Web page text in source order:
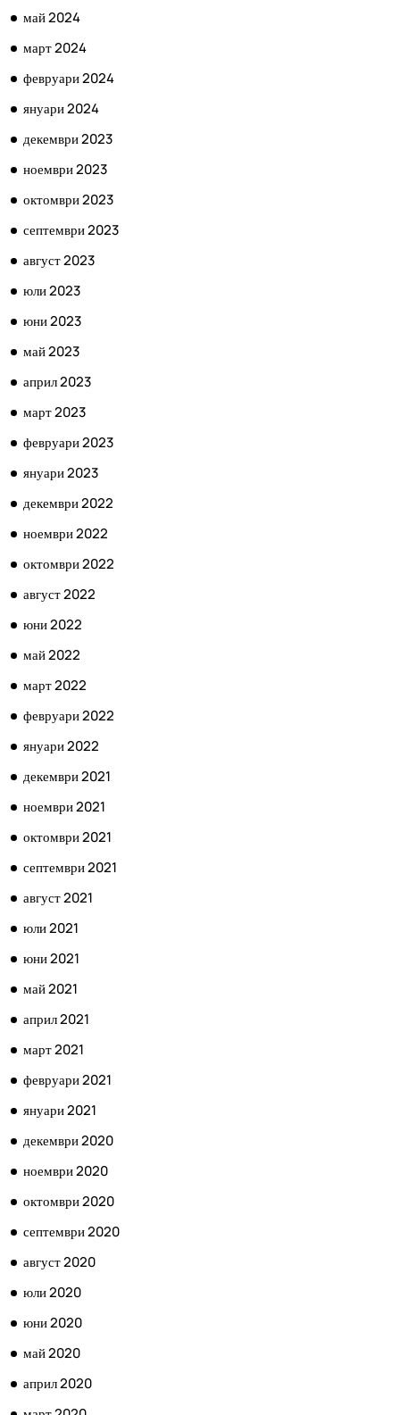
май 2024
март 2024
февруари 2024
януари 2024
декември 2023
ноември 2023
октомври 2023
септември 2023
август 2023
юли 2023
юни 2023
май 2023
април 2023
март 2023
февруари 2023
януари 2023
декември 2022
ноември 2022
октомври 2022
август 2022
юни 2022
май 2022
март 2022
февруари 2022
януари 2022
декември 2021
ноември 2021
октомври 2021
септември 2021
август 2021
юли 2021
юни 2021
май 2021
април 2021
март 2021
февруари 2021
януари 2021
декември 2020
ноември 2020
октомври 2020
септември 2020
август 2020
юли 2020
юни 2020
май 2020
април 2020